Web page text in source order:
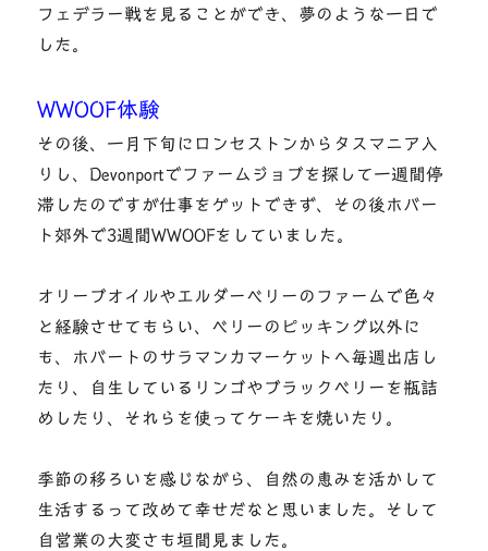
フェデラー戦を見ることができ、夢のような一日で
した。
WWOOF体験
その後、一月下旬にロンセストンからタスマニア入
りし、Devonportでファームジョブを探して一週間停
滞したのですが仕事をゲットできず、その後ホバー
ト郊外で3週間WWOOFをしていました。
オリーブオイルやエルダーベリーのファームで色々
と経験させてもらい、ベリーのピッキング以外に
も、ホバートのサラマンカマーケットへ毎週出店し
たり、自生しているリンゴやブラックベリーを瓶詰
めしたり、それらを使ってケーキを焼いたり。
季節の移ろいを感じながら、自然の恵みを活かして
生活するって改めて幸せだなと思いました。そして
自営業の大変さも垣間見ました。